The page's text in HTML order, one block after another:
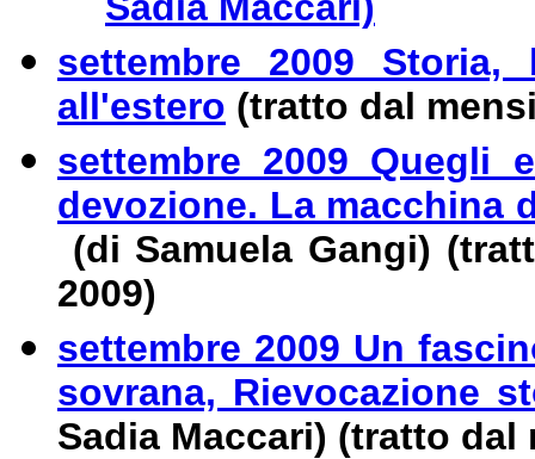
settembre 2009
all'estero (tratto dal
settembre 2009
devozione. La macchina
(di Samuela Gangi)
2009)
settembre 2009 Un
sovrana, Rievocazione
Sadia Maccari) (tratto dal